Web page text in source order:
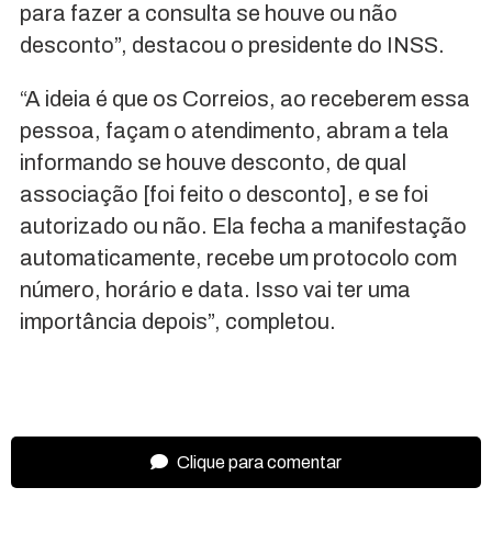
para fazer a consulta se houve ou não
desconto”, destacou o presidente do INSS.
“A ideia é que os Correios, ao receberem essa
pessoa, façam o atendimento, abram a tela
informando se houve desconto, de qual
associação [foi feito o desconto], e se foi
autorizado ou não. Ela fecha a manifestação
automaticamente, recebe um protocolo com
número, horário e data. Isso vai ter uma
importância depois”, completou.
Clique para comentar